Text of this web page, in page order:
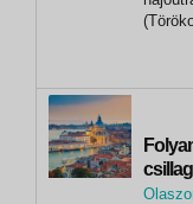
(Törökország) Napok